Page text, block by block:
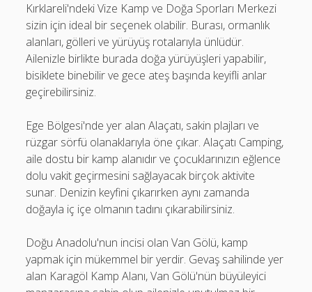
Kırklareli'ndeki Vize Kamp ve Doğa Sporları Merkezi
sizin için ideal bir seçenek olabilir. Burası, ormanlık
alanları, gölleri ve yürüyüş rotalarıyla ünlüdür.
Ailenizle birlikte burada doğa yürüyüşleri yapabilir,
bisiklete binebilir ve gece ateş başında keyifli anlar
geçirebilirsiniz.
Ege Bölgesi'nde yer alan Alaçatı, sakin plajları ve
rüzgar sörfü olanaklarıyla öne çıkar. Alaçatı Camping,
aile dostu bir kamp alanıdır ve çocuklarınızın eğlence
dolu vakit geçirmesini sağlayacak birçok aktivite
sunar. Denizin keyfini çıkarırken aynı zamanda
doğayla iç içe olmanın tadını çıkarabilirsiniz.
Doğu Anadolu'nun incisi olan Van Gölü, kamp
yapmak için mükemmel bir yerdir. Gevaş sahilinde yer
alan Karagöl Kamp Alanı, Van Gölü'nün büyüleyici